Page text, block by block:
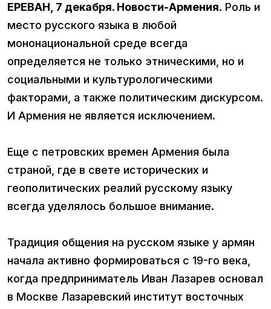
ЕРЕВАН, 7 декабря. Новости-Армения. Роль и
место русского языка в любой
мононациональной среде всегда
определяется не только этническими, но и
социальными и культурологическими
факторами, а также политическим дискурсом.
И Армения не является исключением.
Еще с петровских времен Армения была
страной, где в свете исторических и
геополитических реалий русскому языку
всегда уделялось большое внимание.
Традиция общения на русском языке у армян
начала активно формироваться с 19-го века,
когда предприниматель Иван Лазарев основал
в Москве Лазаревский институт восточных